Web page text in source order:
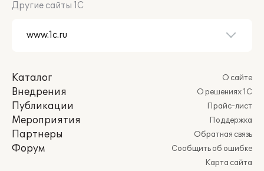
Другие сайты 1С
Каталог
Внедрения
Публикации
Мероприятия
Партнеры
Форум
О сайте
О решениях 1С
Прайс-лист
Поддержка
Обратная связь
Сообщить об ошибке
Карта сайта